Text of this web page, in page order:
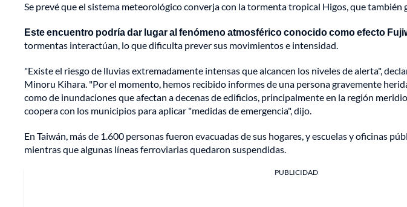
Se prevé que el sistema meteorológico converja con la tormenta tropical Higos, que también
Este encuentro podría dar lugar al fenómeno atmosférico conocido como efecto
tormentas interactúan, lo que dificulta prever sus movimientos e intensidad.
"Existe el riesgo de lluvias extremadamente intensas que alcancen los niveles de alerta",
Minoru Kihara. "Por el momento, hemos recibido informes de una persona gravemente
como de inundaciones que afectan a decenas de edificios, principalmente en la región
coopera con los municipios para aplicar "medidas de emergencia", dijo.
En Taiwán, más de 1.600 personas fueron evacuadas de sus hogares, y escuelas y oficinas
mientras que algunas líneas ferroviarias quedaron suspendidas.
PUBLICIDAD